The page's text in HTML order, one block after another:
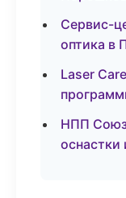
Сервис-
оптика в
Laser
НПП Союз
оснастки